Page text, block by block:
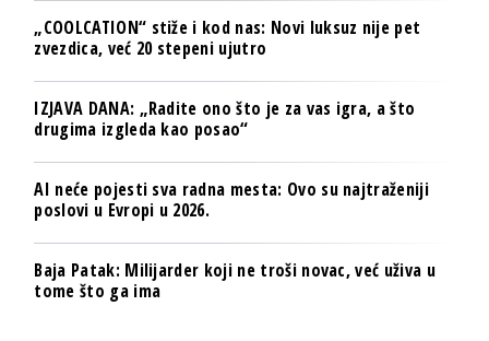
„COOLCATION“ stiže i kod nas: Novi luksuz nije pet
zvezdica, već 20 stepeni ujutro
IZJAVA DANA: „Radite ono što je za vas igra, a što
drugima izgleda kao posao“
AI neće pojesti sva radna mesta: Ovo su najtraženiji
poslovi u Evropi u 2026.
Baja Patak: Milijarder koji ne troši novac, već uživa u
tome što ga ima